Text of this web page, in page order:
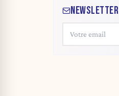
NEWSLETTER